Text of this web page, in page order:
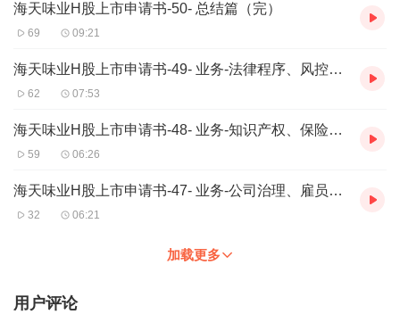
海天味业H股上市申请书-50- 总结篇（完）
69 09:21
海天味业H股上市申请书-49- 业务-法律程序、风控、奖项
62 07:53
海天味业H股上市申请书-48- 业务-知识产权、保险、物业
59 06:26
海天味业H股上市申请书-47- 业务-公司治理、雇员、竞争
32 06:21
加载更多
用户评论